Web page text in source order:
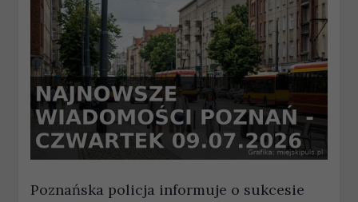
Poznańska policja informuje o sukcesie